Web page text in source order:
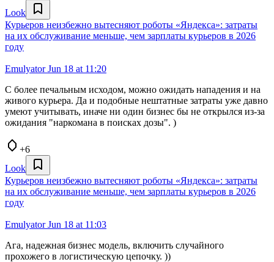
Look
Курьеров неизбежно вытесняют роботы «Яндекса»: затраты
на их обслуживание меньше, чем зарплаты курьеров в 2026
году
EmulyatorJun 18 at 11:20
С более печальным исходом, можно ожидать нападения и на
живого курьера. Да и подобные нештатные затраты уже давно
умеют учитывать, иначе ни один бизнес бы не открылся из-за
ожидания "наркомана в поисках дозы". )
+6
Look
Курьеров неизбежно вытесняют роботы «Яндекса»: затраты
на их обслуживание меньше, чем зарплаты курьеров в 2026
году
EmulyatorJun 18 at 11:03
Ага, надежная бизнес модель, включить случайного
прохожего в логистическую цепочку. ))